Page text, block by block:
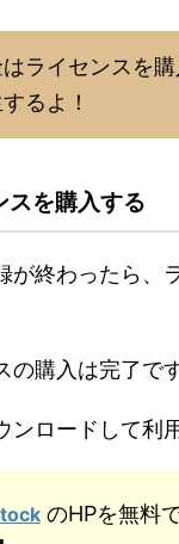
ライセンスを
るよ！
スを購入する
が終わったら、
購入は完了です
ンロードして利
のHPを無料